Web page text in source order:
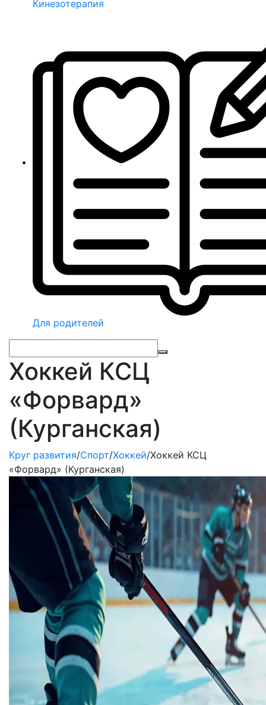
Кинезотерапия
Для родителей
Хоккей КСЦ
«Форвард»
(Курганская)
Круг развития/Спорт/Хоккей/Хоккей КСЦ
«Форвард» (Курганская)